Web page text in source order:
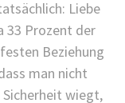
Liebe
33 Prozent der
Beziehung
man nicht
wiegt,